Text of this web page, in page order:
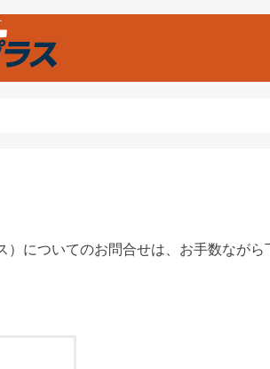
）についてのお問合せは、お手数なが